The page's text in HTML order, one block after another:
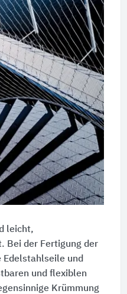
leicht,
Bei der Fertigung der
Edelstahlseile und
und flexiblen
Krümmung